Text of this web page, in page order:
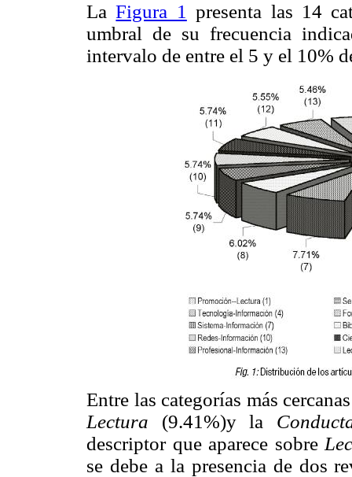
LaFigura 1 presenta las 14
umbral de su frecuencia
intervalo de entre el 5 y el 10%
Entre las categorías más
Lectura (9.41%)y la
descriptor que aparece sobre
se debe a la presencia de dos